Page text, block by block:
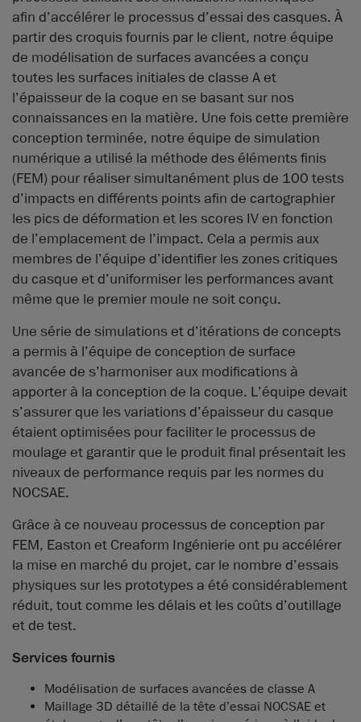
afin d’accélérer le processus d’essai des casques. À
partir des croquis fournis par le client, notre équipe
de modélisation de surfaces avancées a conçu
toutes les surfaces initiales de classe A et
l’épaisseur de la coque en se basant sur nos
connaissances en la matière. Une fois cette première
conception terminée, notre équipe de simulation
numérique a utilisé la méthode des éléments finis
(FEM) pour réaliser simultanément plus de 100 tests
d’impacts en différents points afin de cartographier
les pics de déformation et les scores IV en fonction
de l’emplacement de l’impact. Cela a permis aux
membres de l’équipe d’identifier les zones critiques
du casque et d’uniformiser les performances avant
même que le premier moule ne soit conçu.
Une série de simulations et d’itérations de concepts
a permis à l’équipe de conception de surface
avancée de s’harmoniser aux modifications à
apporter à la conception de la coque. L’équipe devait
s’assurer que les variations d’épaisseur du casque
étaient optimisées pour faciliter le processus de
moulage et garantir que le produit final présentait les
niveaux de performance requis par les normes du
NOCSAE.
Grâce à ce nouveau processus de conception par
FEM, Easton et Creaform Ingénierie ont pu accélérer
la mise en marché du projet, car le nombre d’essais
physiques sur les prototypes a été considérablement
réduit, tout comme les délais et les coûts d’outillage
et de test.
Services fournis
Modélisation de surfaces avancées de classe A
Maillage 3D détaillé de la tête d’essai NOCSAE et